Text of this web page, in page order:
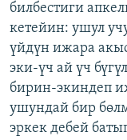
билбестиги
кетейин: ушул
үйдүн ижара
эки-үч ай үч
бирин-экиндеп
ушундай бир
эркек дебей